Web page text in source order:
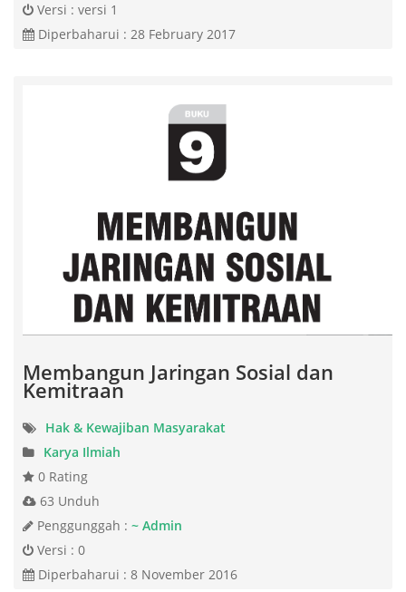
Versi : versi 1
Diperbaharui : 28 February 2017
Membangun Jaringan Sosial dan
Kemitraan
Hak & Kewajiban Masyarakat
Karya Ilmiah
0 Rating
63 Unduh
Penggunggah : ~ Admin
Versi : 0
Diperbaharui : 8 November 2016